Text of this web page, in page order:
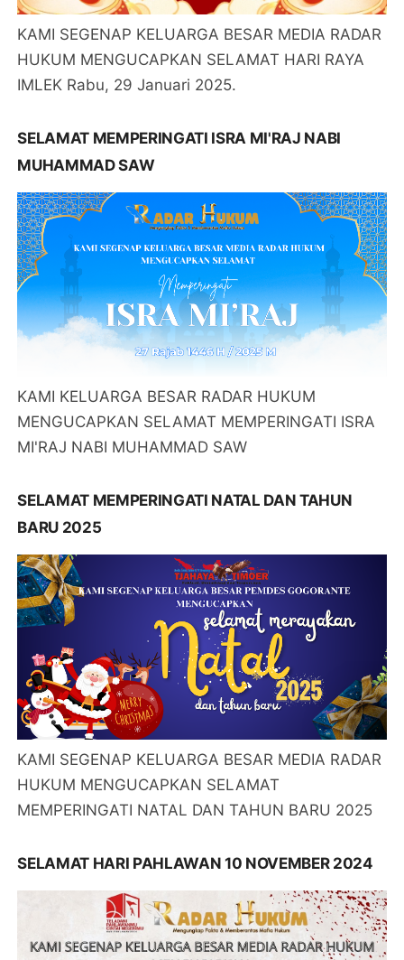
KAMI SEGENAP KELUARGA BESAR MEDIA RADAR
HUKUM MENGUCAPKAN SELAMAT HARI RAYA
IMLEK Rabu, 29 Januari 2025.
SELAMAT MEMPERINGATI ISRA MI'RAJ NABI
MUHAMMAD SAW
KAMI KELUARGA BESAR RADAR HUKUM
MENGUCAPKAN SELAMAT MEMPERINGATI ISRA
MI'RAJ NABI MUHAMMAD SAW
SELAMAT MEMPERINGATI NATAL DAN TAHUN
BARU 2025
KAMI SEGENAP KELUARGA BESAR MEDIA RADAR
HUKUM MENGUCAPKAN SELAMAT
MEMPERINGATI NATAL DAN TAHUN BARU 2025
SELAMAT HARI PAHLAWAN 10 NOVEMBER 2024